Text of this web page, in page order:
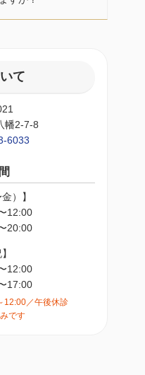
て
幡2-7-8
6033
）】
12:00
20:00
12:00
17:00
／午後休診
です